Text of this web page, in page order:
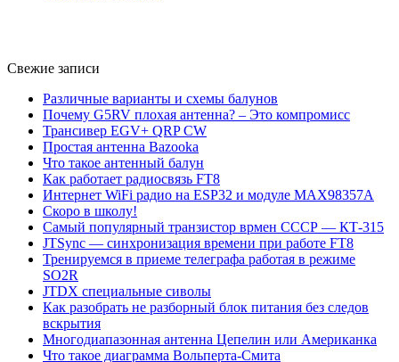
Свежие записи
Различные варианты и схемы балунов
Почему G5RV плохая антенна? – Это компромисс
Трансивер EGV+ QRP CW
Простая антенна Bazooka
Что такое антенный балун
Как работает радиосвязь FT8
Интернет WiFi радио на ESP32 и модуле MAX98357A
Скоро в школу!
Самый популярный транзистор врмен СССР — КТ-315
JTSync — синхронизация времени при работе FT8
Тренируемся в приеме телеграфа работая в режиме
SO2R
JTDX специальные сиволы
Как разобрать не разборный блок питания без следов
вскрытия
Многодиапазонная антенна Цепелин или Американка
Что такое диаграмма Вольперта-Смита